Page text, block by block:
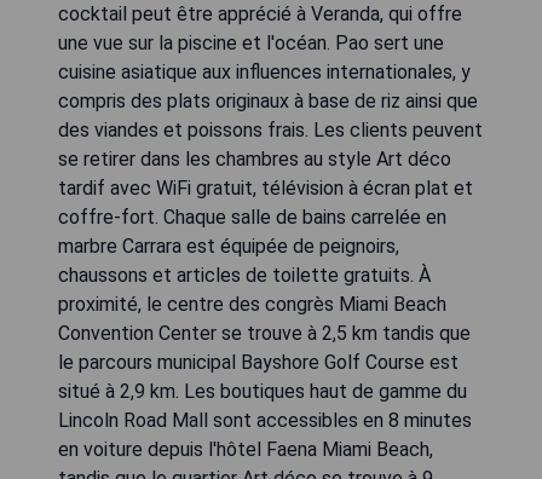
cocktail peut être apprécié à Veranda, qui offre
une vue sur la piscine et l'océan. Pao sert une
cuisine asiatique aux influences internationales, y
compris des plats originaux à base de riz ainsi que
des viandes et poissons frais. Les clients peuvent
se retirer dans les chambres au style Art déco
tardif avec WiFi gratuit, télévision à écran plat et
coffre-fort. Chaque salle de bains carrelée en
marbre Carrara est équipée de peignoirs,
chaussons et articles de toilette gratuits. À
proximité, le centre des congrès Miami Beach
Convention Center se trouve à 2,5 km tandis que
le parcours municipal Bayshore Golf Course est
situé à 2,9 km. Les boutiques haut de gamme du
Lincoln Road Mall sont accessibles en 8 minutes
en voiture depuis l'hôtel Faena Miami Beach,